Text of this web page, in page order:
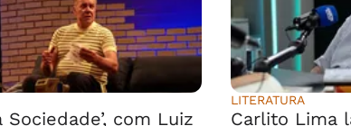
Sociedade’, com Luiz
LITERATURA
Carlito Lima